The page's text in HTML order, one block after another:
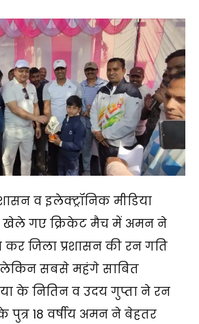
व इलेक्ट्रॉनिक मीडिया
गए क्रिकेट मैच में अमन ने
जिला प्रशासन की रन गति
लेकिन सबसे महंगे साबित
के नितिन व उदय गुप्ता ने रन
पुत्र 18 वर्षीय अमन ने बेहतर